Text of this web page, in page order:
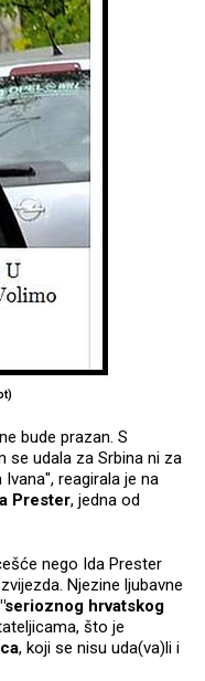
bude prazan. S
se udala za Srbina ni za
reagirala je na
Prester, jedna od
nego Ida Prester
Njezine ljubavne
"serioznog hrvatskog
što je
, koji se nisu uda(va)li i